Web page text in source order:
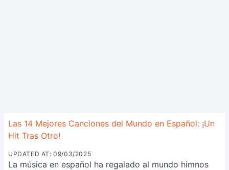
Las 14 Mejores Canciones del Mundo en Español: ¡Un
Hit Tras Otro!
UPDATED AT: 09/03/2025
La música en español ha regalado al mundo himnos